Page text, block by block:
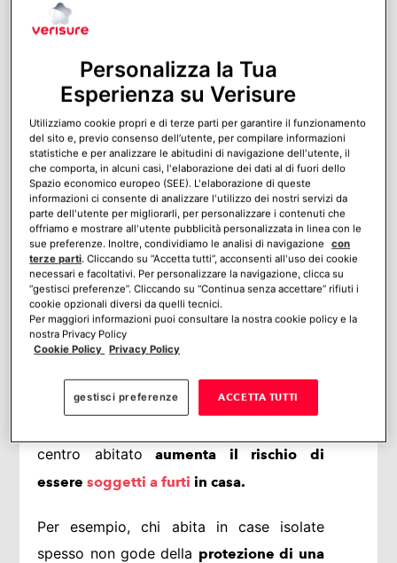
VILLE
ALLARME PERIMETRALE E SENSORI DI
SE L’ALLARME NON BASTA
LA VIDEOSORVEGLIANZA
QUANTO COSTA DIFENDERSI DAI FURTI
IN VILLA
SCEGLIERE LA SICUREZZA
PROFESSIONALE
Mi piace:
CASE IN CAMPAGNA: VANTAGGI E
SVANTAGGI DELLA QUIETE
Abitare in una casa di campagna ha
sicuramente i suoi vantaggi: tranquillità,
un giardino e molti altri benefici. Ma
centro abitato aumenta il rischio di
esseresoggetti a furti in casa.
Per esempio, chi abita in case isolate
spesso non gode della protezione di una
Personalizza la Tua
Esperienza su Verisure
Utilizziamo cookie propri e di terze parti per garantire il funzionamento
del sito e, previo consenso dell’utente, per compilare informazioni
statistiche e per analizzare le abitudini di navigazione dell'utente, il
che comporta, in alcuni casi, l'elaborazione dei dati al di fuori dello
Spazio economico europeo (SEE). L'elaborazione di queste
informazioni ci consente di analizzare l'utilizzo dei nostri servizi da
parte dell'utente per migliorarli, per personalizzare i contenuti che
offriamo e mostrare all'utente pubblicità personalizzata in linea con le
sue preferenze. Inoltre, condividiamo le analisi di navigazione
con
terze parti. Cliccando su “Accetta tutti”, acconsenti all'uso dei cookie
necessari e facoltativi. Per personalizzare la navigazione, clicca su
“gestisci preferenze”. Cliccando su “Continua senza accettare” rifiuti i
cookie opzionali diversi da quelli tecnici.
Per maggiori informazioni puoi consultare la nostra cookie policy e la
nostra Privacy Policy
Cookie Policy Privacy Policy
gestisci preferenze ACCETTA TUTTI